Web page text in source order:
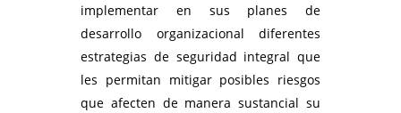
implementar en sus planes de
desarrollo organizacional diferentes
estrategias de seguridad integral que
les permitan mitigar posibles riesgos
que afecten de manera sustancial su